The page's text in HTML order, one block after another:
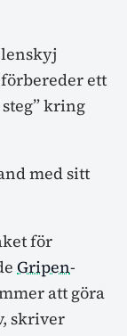
ett
kring
med sitt
för
Gripen-
att göra
skriver